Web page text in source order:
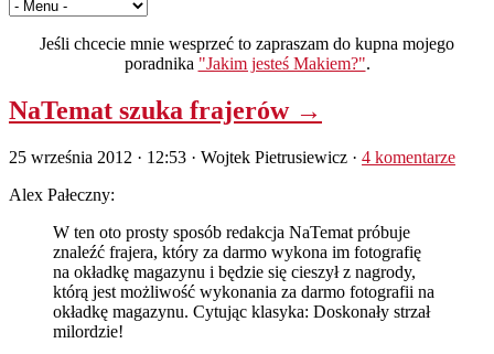
Jeśli chcecie mnie wesprzeć to zapraszam do kupna mojego
poradnika "Jakim jesteś Makiem?".
NaTemat szuka frajerów →
25 września 2012 · 12:53 · Wojtek Pietrusiewicz · 4 komentarze
Alex Pałeczny:
W ten oto prosty sposób redakcja NaTemat próbuje
znaleźć frajera, który za darmo wykona im fotografię
na okładkę magazynu i będzie się cieszył z nagrody,
którą jest możliwość wykonania za darmo fotografii na
okładkę magazynu. Cytując klasyka: Doskonały strzał
milordzie!